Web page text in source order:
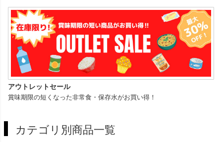
アウトレットセール
賞味期限の短くなった非常食・保存水がお買い得！
カテゴリ別商品一覧